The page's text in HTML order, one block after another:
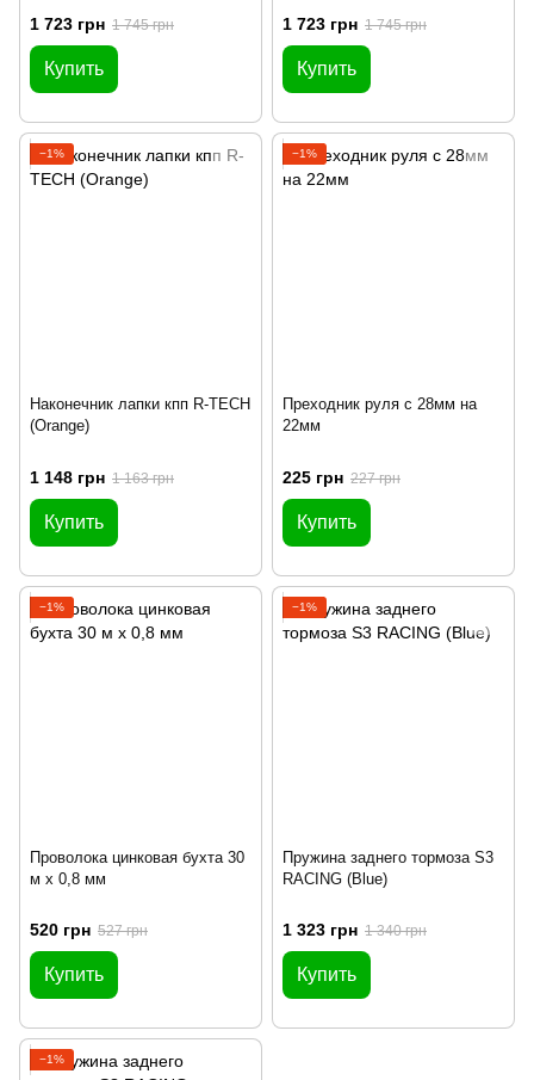
1 723 грн 1 745 грн
Купить
1 723 грн 1 745 грн
Купить
−1%
Наконечник лапки кпп R-TECH
(Orange)
1 148 грн 1 163 грн
Купить
−1%
Преходник руля с 28мм на
22мм
225 грн 227 грн
Купить
−1%
Проволока цинковая бухта 30
м х 0,8 мм
520 грн 527 грн
Купить
−1%
Пружина заднего тормоза S3
RACING (Blue)
1 323 грн 1 340 грн
Купить
−1%